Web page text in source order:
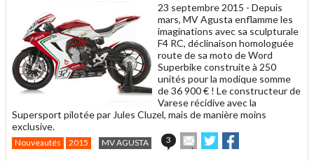
23 septembre 2015 - Depuis
mars, MV Agusta enflamme les
imaginations avec sa sculpturale
F4 RC, déclinaison homologuée
route de sa moto de Word
Superbike construite à 250
unités pour la modique somme
de 36 900 € ! Le constructeur de
Varese récidive avec la
Supersport pilotée par Jules Cluzel, mais de manière moins
exclusive.
Nouveautés 2015 MV AGUSTA 3
Envoyer
cet
Partager
sur sur